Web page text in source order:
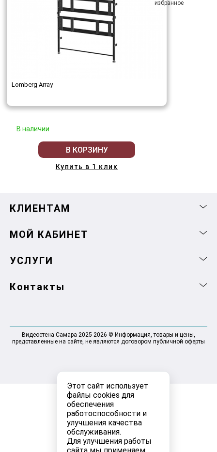
Этот сайт использует
файлы cookies для
обеспечения
работоспособности и
улучшения качества
обслуживания.
Для улучшения работы
Lomberg Array
В наличии
В КОРЗИНУ
Купить в 1 клик
КЛИЕНТАМ
МОЙ КАБИНЕТ
УСЛУГИ
Контакты
Видеостена Самара 2025-2026 © Информация, товары и цены,
представленные на сайте, не являются договором публичной оферты